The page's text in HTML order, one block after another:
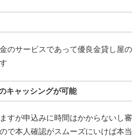
のサービスであって優良金貸し屋の
キャッシングが可能
すが申込みに時間はかからないし審
で本人確認がスムーズにいけば本当